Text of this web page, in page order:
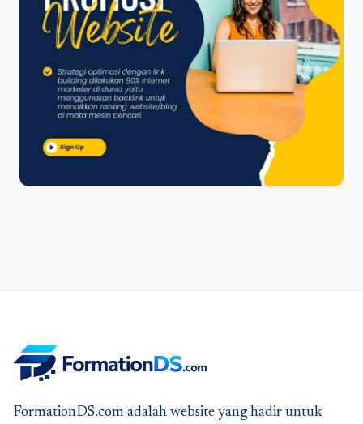
FormationDS.com adalah website yang hadir untuk